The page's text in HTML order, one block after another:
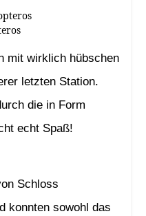
mit wirklich hübschen
letzten Station.
die in Form
echt Spaß!
Schloss
konnten sowohl das